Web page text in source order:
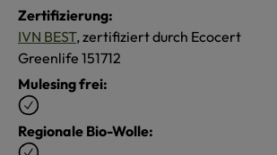
Zertifizierung:
IVN BEST, zertifiziert durch Ecocert
Greenlife 151712
Mulesing frei:
Regionale Bio-Wolle: